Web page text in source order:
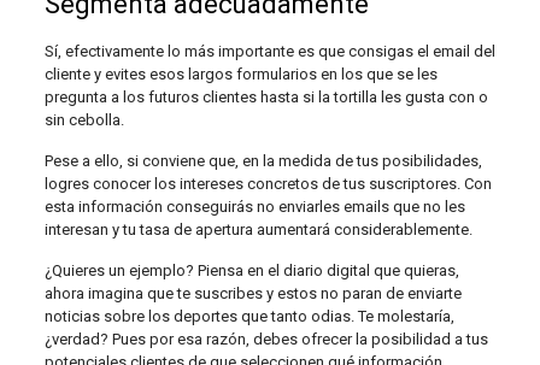
Sí, efectivamente lo más importante es que consigas el email del
cliente y evites esos largos formularios en los que se les
pregunta a los futuros clientes hasta si la tortilla les gusta con o
sin cebolla.
Pese a ello, si conviene que, en la medida de tus posibilidades,
logres conocer los intereses concretos de tus suscriptores. Con
esta información conseguirás no enviarles emails que no les
interesan y tu tasa de apertura aumentará considerablemente.
¿Quieres un ejemplo? Piensa en el diario digital que quieras,
ahora imagina que te suscribes y estos no paran de enviarte
noticias sobre los deportes que tanto odias. Te molestaría,
¿verdad? Pues por esa razón, debes ofrecer la posibilidad a tus